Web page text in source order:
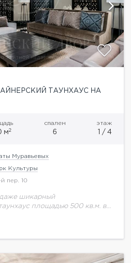
ТАУНХАУС НА
м2
спален
6
этаж
1 / 4
Муравьевых
Культуры
пер. 10
шикарный
площадью 500 кв.м. в
ремонт в современном стиле.